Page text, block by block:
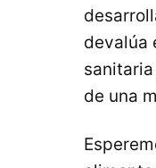
devalúa
de una